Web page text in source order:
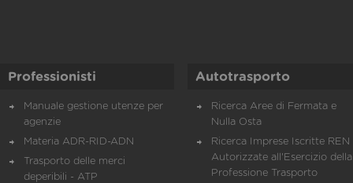
Professionisti
Manuale gestione utenze per
agenzie
Materia ADR-RID-ADN
Trasporto delle merci
deperibili - ATP
Autotrasporto
Ricerca Aree di Fermata e
Nulla Osta
Ricerca Imprese Iscritte REN
Autorizzate all'Esercizio della
Professione Trasporto